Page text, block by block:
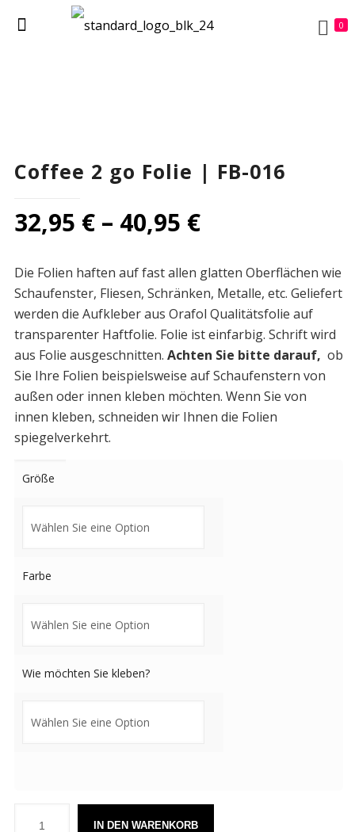
0
Coffee 2 go Folie | FB-016
32,95 € – 40,95 €
Die Folien haften auf fast allen glatten Oberflächen wie
Schaufenster, Fliesen, Schränken, Metalle, etc. Geliefert
werden die Aufkleber aus Orafol Qualitätsfolie auf
transparenter Haftfolie. Folie ist einfarbig. Schrift wird
aus Folie ausgeschnitten. Achten Sie bitte darauf, ob
Sie Ihre Folien beispielsweise auf Schaufenstern von
außen oder innen kleben möchten. Wenn Sie von
innen kleben, schneiden wir Ihnen die Folien
spiegelverkehrt.
Größe
Farbe
Wie möchten Sie kleben?
IN DEN WARENKORB